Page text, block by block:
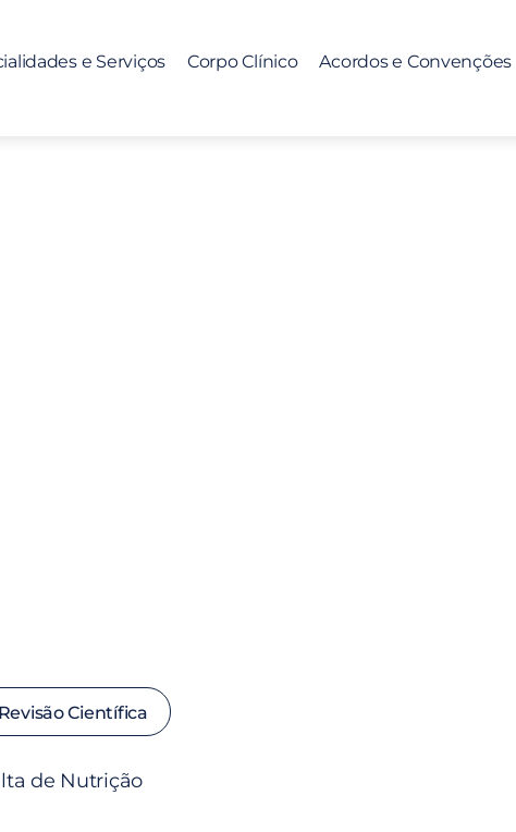
e Serviços Corpo Clínico Acordos e Convenções
Científica
de Nutrição